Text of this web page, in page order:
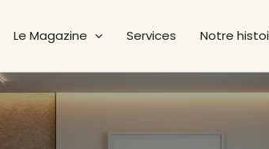
Le Magazine Services Notre